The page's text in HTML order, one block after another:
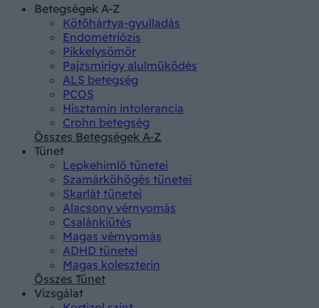
Betegségek A-Z
Kötőhártya-gyulladás
Endometriózis
Pikkelysömör
Pajzsmirigy alulműködés
ALS betegség
PCOS
Hisztamin intolerancia
Crohn betegség
Összes Betegségek A-Z
Tünet
Lepkehimlő tünetei
Szamárköhögés tünetei
Skarlát tünetei
Alacsony vérnyomás
Csalánkiütés
Magas vérnyomás
ADHD tünetei
Magas koleszterin
Összes Tünet
Vizsgálat